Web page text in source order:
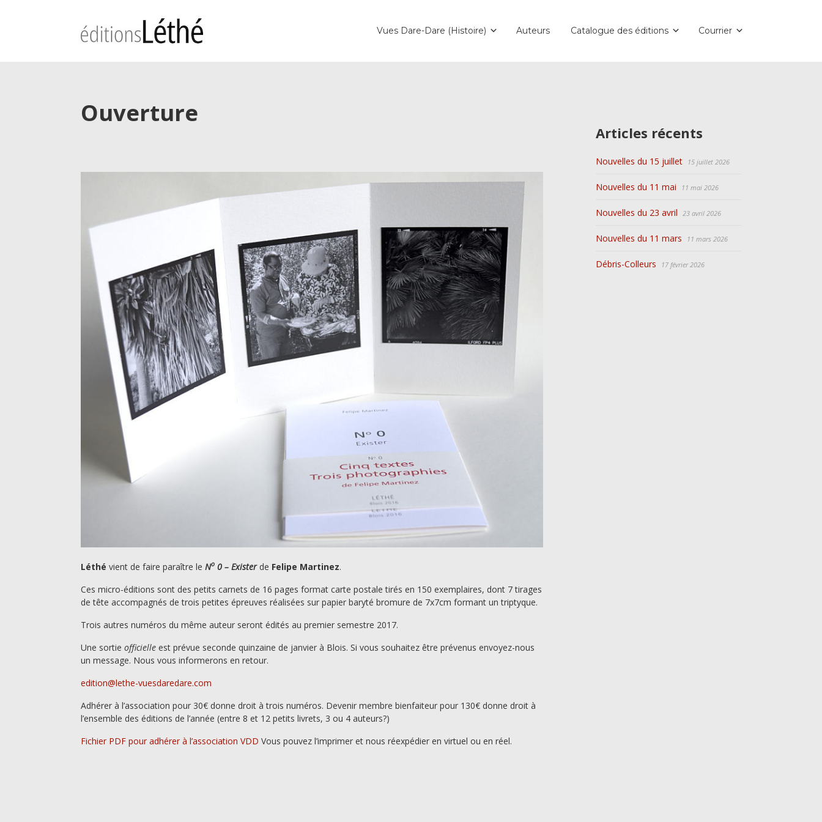
Vues Dare-Dare (Histoire) Auteurs Catalogue des éditions Courrier
Ouverture
Léthé vient de faire paraître le No 0 – Exister de Felipe Martinez.
Ces micro-éditions sont des petits carnets de 16 pages format carte postale tirés en 150 exemplaires, dont 7 tirages
de tête accompagnés de trois petites épreuves réalisées sur papier baryté bromure de 7x7cm formant un triptyque.
Trois autres numéros du même auteur seront édités au premier semestre 2017.
Une sortie officielle est prévue seconde quinzaine de janvier à Blois. Si vous souhaitez être prévenus envoyez-nous
un message. Nous vous informerons en retour.
edition@lethe-vuesdaredare.com
Adhérer à l’association pour 30€ donne droit à trois numéros. Devenir membre bienfaiteur pour 130€ donne droit à
l’ensemble des éditions de l’année (entre 8 et 12 petits livrets, 3 ou 4 auteurs?)
Fichier PDF pour adhérer à l’association VDD Vous pouvez l’imprimer et nous réexpédier en virtuel ou en réel.
Articles récents
Nouvelles du 15 juillet 15 juillet 2026
Nouvelles du 11 mai 11 mai 2026
Nouvelles du 23 avril 23 avril 2026
Nouvelles du 11 mars 11 mars 2026
Débris-Colleurs 17 février 2026